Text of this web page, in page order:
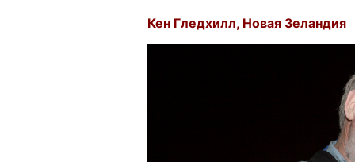
Кен Гледхилл, Новая Зеландия